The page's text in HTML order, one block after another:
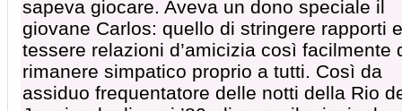
sapeva giocare. Aveva un dono speciale il
giovane Carlos: quello di stringere rapporti e
tessere relazioni d’amicizia così facilmente
rimanere simpatico proprio a tutti. Così da
assiduo frequentatore delle notti della Rio